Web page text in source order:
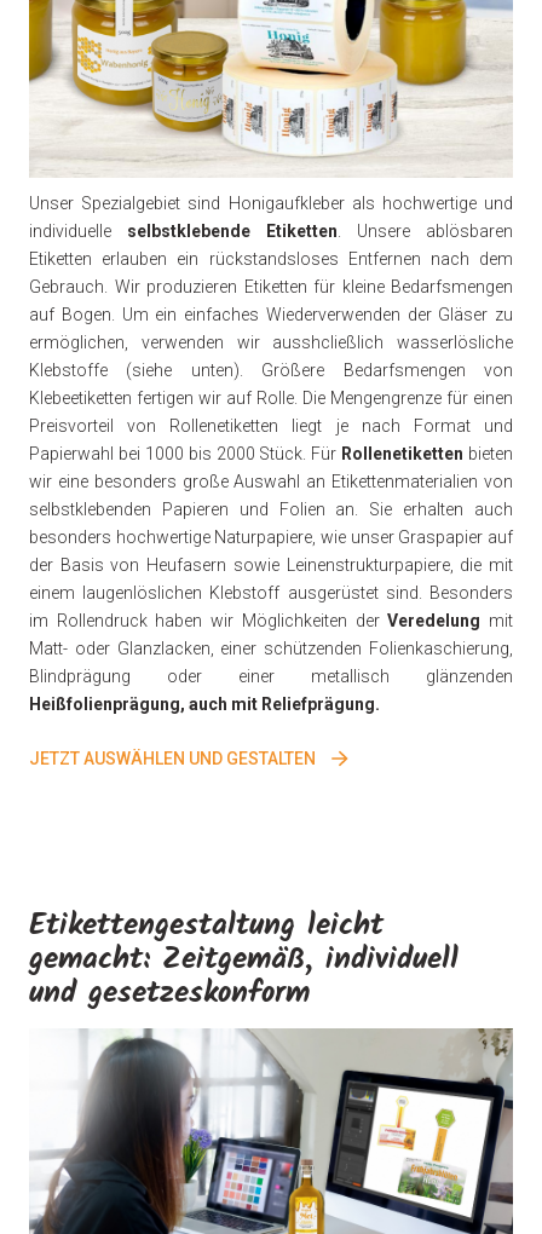
Unser Spezialgebiet sind Honigaufkleber als hochwertige und
individuelle selbstklebende Etiketten. Unsere ablösbaren
Etiketten erlauben ein rückstandsloses Entfernen‎ nach dem
Gebrauch. Wir produzieren Etiketten für kleine Bedarfsmengen
auf Bogen. Um ein einfaches Wiederverwenden der Gläser zu
ermöglichen, verwenden wir ausshcließlich wasserlösliche
Klebstoffe (siehe unten). Größere Bedarfsmengen von
Klebeetiketten fertigen wir auf Rolle. Die Mengengrenze für einen
Preisvorteil von Rollenetiketten liegt je nach Format und
Papierwahl bei 1000 bis 2000 Stück. Für Rollenetiketten bieten
wir eine besonders große Auswahl an Etikettenmaterialien von
selbstklebenden Papieren und Folien an. Sie erhalten auch
besonders hochwertige Naturpapiere, wie unser Graspapier auf
der Basis von Heufasern sowie Leinenstrukturpapiere, die mit
einem laugenlöslichen Klebstoff ausgerüstet sind. Besonders
im Rollendruck haben wir Möglichkeiten derVeredelung mit
Matt- oder Glanzlacken, einer schützenden Folienkaschierung,
Blindprägung oder einer metallisch glänzenden
Heißfolienprägung, auch mit Reliefprägung.
JETZT AUSWÄHLEN UND GESTALTEN
Etikettengestaltung leicht
gemacht: Zeitgemäß, individuell
und gesetzeskonform